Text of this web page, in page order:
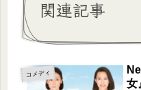
関連記事
コメディ
女